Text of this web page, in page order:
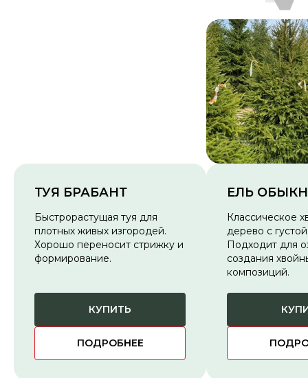
ТУЯ БРАБАНТ
Быстрорастущая туя для
плотных живых изгородей.
Хорошо переносит стрижку и
формирование.
КУПИТЬ
ПОДРОБНЕЕ
ЕЛЬ
Классическое
дерево с
Подходит для
создания
композиций.